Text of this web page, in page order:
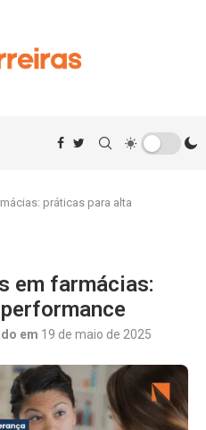
práticas para alta
em farmácias:
em 19 de maio de 2025